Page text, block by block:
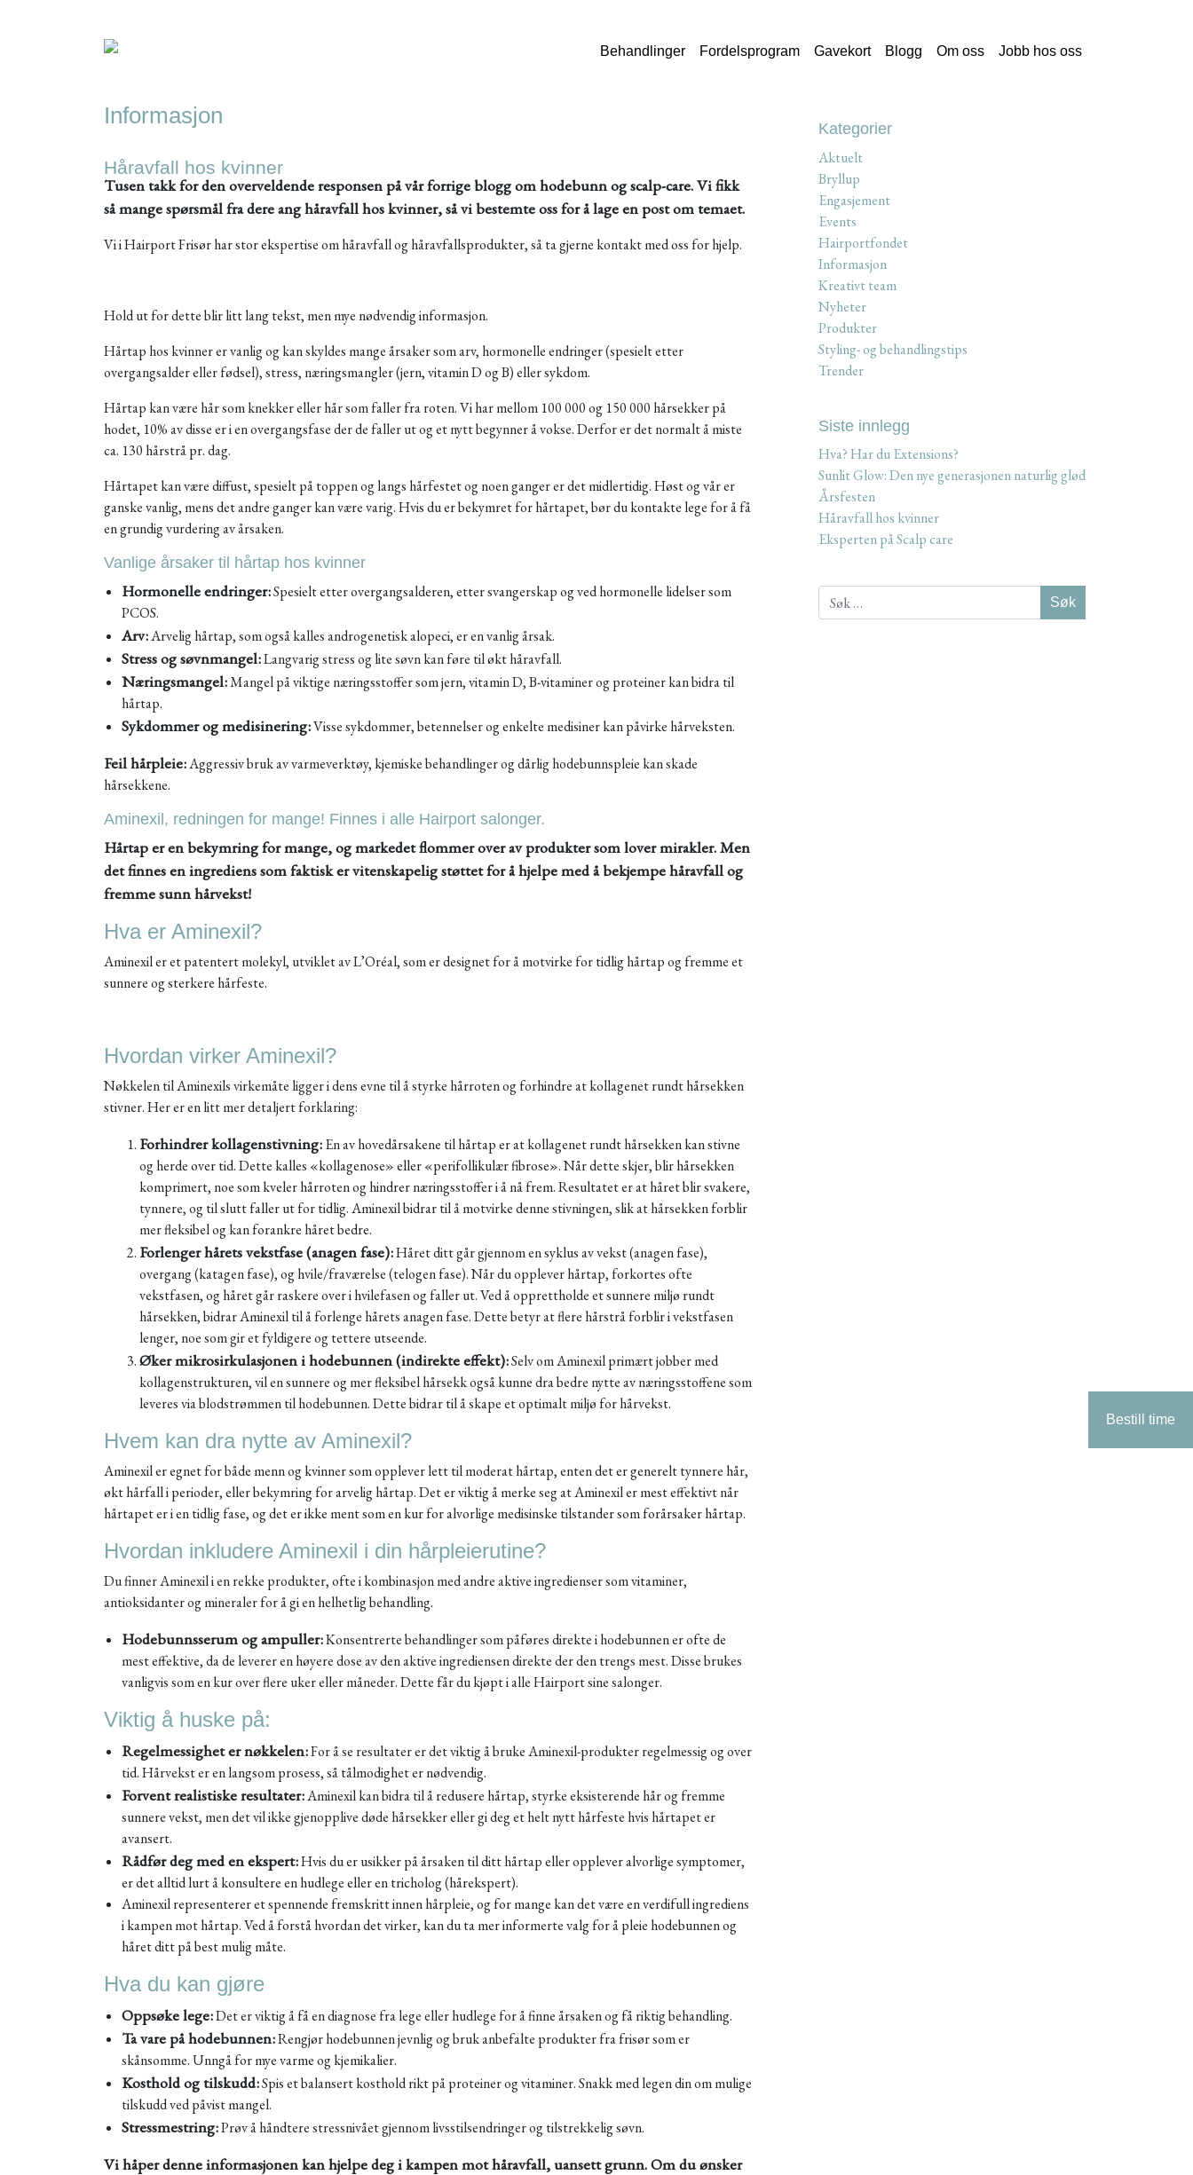
Behandlinger Fordelsprogram Gavekort Blogg Om oss Jobb hos oss
Bestill time
Informasjon
Håravfall hos kvinner
Tusen takk for den overveldende responsen på vår forrige blogg om hodebunn og scalp-care. Vi fikk
så mange spørsmål fra dere ang håravfall hos kvinner, så vi bestemte oss for å lage en post om temaet.
Vi i Hairport Frisør har stor ekspertise om håravfall og håravfallsprodukter, så ta gjerne kontakt med oss for hjelp.
Hold ut for dette blir litt lang tekst, men mye nødvendig informasjon.
Hårtap hos kvinner er vanlig og kan skyldes mange årsaker som arv, hormonelle endringer (spesielt etter
overgangsalder eller fødsel), stress, næringsmangler (jern, vitamin D og B) eller sykdom.
Hårtap kan være hår som knekker eller hår som faller fra roten. Vi har mellom 100 000 og 150 000 hårsekker på
hodet, 10% av disse er i en overgangsfase der de faller ut og et nytt begynner å vokse. Derfor er det normalt å miste
ca. 130 hårstrå pr. dag.
Hårtapet kan være diffust, spesielt på toppen og langs hårfestet og noen ganger er det midlertidig. Høst og vår er
ganske vanlig, mens det andre ganger kan være varig. Hvis du er bekymret for hårtapet, bør du kontakte lege for å få
en grundig vurdering av årsaken.
Vanlige årsaker til hårtap hos kvinner
Hormonelle endringer:Spesielt etter overgangsalderen, etter svangerskap og ved hormonelle lidelser som
PCOS.
Arv:Arvelig hårtap, som også kalles androgenetisk alopeci, er en vanlig årsak.
Stress og søvnmangel:Langvarig stress og lite søvn kan føre til økt håravfall.
Næringsmangel:Mangel på viktige næringsstoffer som jern, vitamin D, B-vitaminer og proteiner kan bidra til
hårtap.
Sykdommer og medisinering:Visse sykdommer, betennelser og enkelte medisiner kan påvirke hårveksten.
Feil hårpleie:Aggressiv bruk av varmeverktøy, kjemiske behandlinger og dårlig hodebunnspleie kan skade
hårsekkene.
Aminexil, redningen for mange! Finnes i alle Hairport salonger.
Hårtap er en bekymring for mange, og markedet flommer over av produkter som lover mirakler. Men
det finnes en ingrediens som faktisk er vitenskapelig støttet for å hjelpe med å bekjempe håravfall og
fremme sunn hårvekst!
Hva er Aminexil?
Aminexil er et patentert molekyl, utviklet av L’Oréal, som er designet for å motvirke for tidlig hårtap og fremme et
sunnere og sterkere hårfeste.
Hvordan virker Aminexil?
Nøkkelen til Aminexils virkemåte ligger i dens evne til å styrke hårroten og forhindre at kollagenet rundt hårsekken
stivner. Her er en litt mer detaljert forklaring:
Forhindrer kollagenstivning:En av hovedårsakene til hårtap er at kollagenet rundt hårsekken kan stivne
og herde over tid. Dette kalles «kollagenose» eller «perifollikulær fibrose». Når dette skjer, blir hårsekken
komprimert, noe som kveler hårroten og hindrer næringsstoffer i å nå frem. Resultatet er at håret blir svakere,
tynnere, og til slutt faller ut for tidlig. Aminexil bidrar til å motvirke denne stivningen, slik at hårsekken forblir
mer fleksibel og kan forankre håret bedre.
Forlenger hårets vekstfase (anagen fase):Håret ditt går gjennom en syklus av vekst (anagen fase),
overgang (katagen fase), og hvile/fraværelse (telogen fase). Når du opplever hårtap, forkortes ofte
vekstfasen, og håret går raskere over i hvilefasen og faller ut. Ved å opprettholde et sunnere miljø rundt
hårsekken, bidrar Aminexil til å forlenge hårets anagen fase. Dette betyr at flere hårstrå forblir i vekstfasen
lenger, noe som gir et fyldigere og tettere utseende.
Øker mikrosirkulasjonen i hodebunnen (indirekte effekt):Selv om Aminexil primært jobber med
kollagenstrukturen, vil en sunnere og mer fleksibel hårsekk også kunne dra bedre nytte av næringsstoffene som
leveres via blodstrømmen til hodebunnen. Dette bidrar til å skape et optimalt miljø for hårvekst.
Hvem kan dra nytte av Aminexil?
Aminexil er egnet for både menn og kvinner som opplever lett til moderat hårtap, enten det er generelt tynnere hår,
økt hårfall i perioder, eller bekymring for arvelig hårtap. Det er viktig å merke seg at Aminexil er mest effektivt når
hårtapet er i en tidlig fase, og det er ikke ment som en kur for alvorlige medisinske tilstander som forårsaker hårtap.
Hvordan inkludere Aminexil i din hårpleierutine?
Du finner Aminexil i en rekke produkter, ofte i kombinasjon med andre aktive ingredienser som vitaminer,
antioksidanter og mineraler for å gi en helhetlig behandling.
Hodebunnsserum og ampuller:Konsentrerte behandlinger som påføres direkte i hodebunnen er ofte de
mest effektive, da de leverer en høyere dose av den aktive ingrediensen direkte der den trengs mest. Disse brukes
vanligvis som en kur over flere uker eller måneder. Dette får du kjøpt i alle Hairport sine salonger.
Viktig å huske på:
Regelmessighet er nøkkelen:For å se resultater er det viktig å bruke Aminexil-produkter regelmessig og over
tid. Hårvekst er en langsom prosess, så tålmodighet er nødvendig.
Forvent realistiske resultater:Aminexil kan bidra til å redusere hårtap, styrke eksisterende hår og fremme
sunnere vekst, men det vil ikke gjenopplive døde hårsekker eller gi deg et helt nytt hårfeste hvis hårtapet er
avansert.
Rådfør deg med en ekspert:Hvis du er usikker på årsaken til ditt hårtap eller opplever alvorlige symptomer,
er det alltid lurt å konsultere en hudlege eller en tricholog (hårekspert).
Aminexil representerer et spennende fremskritt innen hårpleie, og for mange kan det være en verdifull ingrediens
i kampen mot hårtap. Ved å forstå hvordan det virker, kan du ta mer informerte valg for å pleie hodebunnen og
håret ditt på best mulig måte.
Hva du kan gjøre
Oppsøke lege:Det er viktig å få en diagnose fra lege eller hudlege for å finne årsaken og få riktig behandling.
Ta vare på hodebunnen:Rengjør hodebunnen jevnlig og bruk anbefalte produkter fra frisør som er
skånsomme. Unngå for mye varme og kjemikalier.
Kosthold og tilskudd:Spis et balansert kosthold rikt på proteiner og vitaminer. Snakk med legen din om mulige
tilskudd ved påvist mangel.
Stressmestring:Prøv å håndtere stressnivået gjennom livsstilsendringer og tilstrekkelig søvn.
Vi håper denne informasjonen kan hjelpe deg i kampen mot håravfall, uansett grunn. Om du ønsker
Kategorier
Aktuelt
Bryllup
Engasjement
Events
Hairportfondet
Informasjon
Kreativt team
Nyheter
Produkter
Styling- og behandlingstips
Trender
Siste innlegg
Hva? Har du Extensions?
Sunlit Glow: Den nye generasjonen naturlig glød
Årsfesten
Håravfall hos kvinner
Eksperten på Scalp care
Søk
etter: